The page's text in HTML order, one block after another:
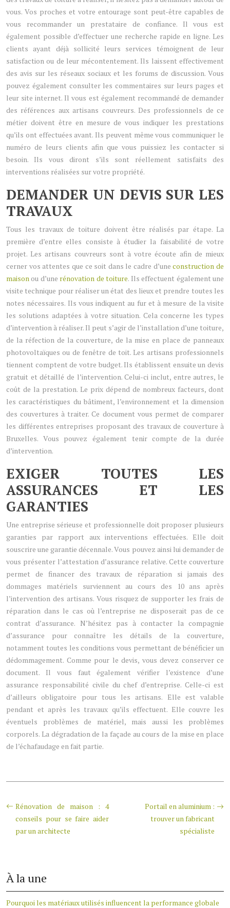
vous. Vos proches et votre entourage sont peut-être capables de
vous recommander un prestataire de confiance. Il vous est
également possible d’effectuer une recherche rapide en ligne. Les
clients ayant déjà sollicité leurs services témoignent de leur
satisfaction ou de leur mécontentement. Ils laissent effectivement
des avis sur les réseaux sociaux et les forums de discussion. Vous
pouvez également consulter les commentaires sur leurs pages et
leur site internet. Il vous est également recommandé de demander
des références aux artisans couvreurs. Des professionnels de ce
métier doivent être en mesure de vous indiquer les prestations
qu’ils ont effectuées avant. Ils peuvent même vous communiquer le
numéro de leurs clients afin que vous puissiez les contacter si
besoin. Ils vous diront s’ils sont réellement satisfaits des
interventions réalisées sur votre propriété.
DEMANDER UN DEVIS SUR LES
TRAVAUX
Tous les travaux de toiture doivent être réalisés par étape. La
première d’entre elles consiste à étudier la faisabilité de votre
projet. Les artisans couvreurs sont à votre écoute afin de mieux
cerner vos attentes que ce soit dans le cadre d’uneconstruction de
maisonou d’une rénovation de toiture. Ils effectuent également une
visite technique pour réaliser un état des lieux et prendre toutes les
notes nécessaires. Ils vous indiquent au fur et à mesure de la visite
les solutions adaptées à votre situation. Cela concerne les types
d’intervention à réaliser. Il peut s’agir de l’installation d’une toiture,
de la réfection de la couverture, de la mise en place de panneaux
photovoltaïques ou de fenêtre de toit. Les artisans professionnels
tiennent comptent de votre budget. Ils établissent ensuite un devis
gratuit et détaillé de l’intervention. Celui-ci inclut, entre autres, le
coût de la prestation. Le prix dépend de nombreux facteurs, dont
les caractéristiques du bâtiment, l’environnement et la dimension
des couvertures à traiter. Ce document vous permet de comparer
les différentes entreprises proposant des travaux de couverture à
Bruxelles. Vous pouvez également tenir compte de la durée
d’intervention.
EXIGER TOUTES LES
ASSURANCES ET LES
GARANTIES
Une entreprise sérieuse et professionnelle doit proposer plusieurs
garanties par rapport aux interventions effectuées. Elle doit
souscrire une garantie décennale. Vous pouvez ainsi lui demander de
vous présenter l’attestation d’assurance relative. Cette couverture
permet de financer des travaux de réparation si jamais des
dommages matériels surviennent au cours des 10 ans après
l’intervention des artisans. Vous risquez de supporter les frais de
réparation dans le cas où l’entreprise ne disposerait pas de ce
contrat d’assurance. N’hésitez pas à contacter la compagnie
d’assurance pour connaître les détails de la couverture,
notamment toutes les conditions vous permettant de bénéficier un
dédommagement. Comme pour le devis, vous devez conserver ce
document. Il vous faut également vérifier l’existence d’une
assurance responsabilité civile du chef d’entreprise. Celle-ci est
d’ailleurs obligatoire pour tous les artisans. Elle est valable
pendant et après les travaux qu’ils effectuent. Elle couvre les
éventuels problèmes de matériel, mais aussi les problèmes
corporels. La dégradation de la façade au cours de la mise en place
de l’échafaudage en fait partie.
Rénovation de maison : 4
conseils pour se faire aider
par un architecte
Portail en aluminium :
trouver un fabricant
spécialiste
À la une
Pourquoi les matériaux utilisés influencent la performance globale